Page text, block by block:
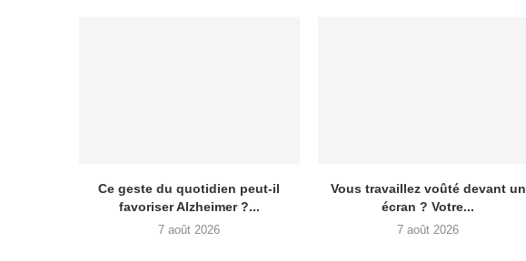
Ce geste du quotidien peut-il
favoriser Alzheimer ?...
7 août 2026
Vous travaillez voûté devant un
écran ? Votre...
7 août 2026